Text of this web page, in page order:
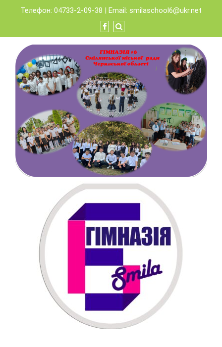
content
Телефон: 04733-2-09-38 | Email: smilaschool6@ukr.net